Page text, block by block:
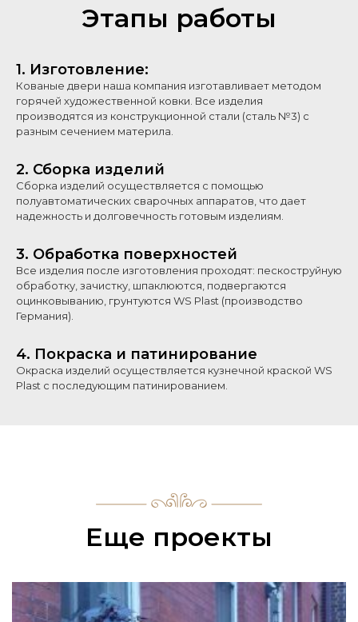
Этапы работы
1. Изготовление:
Кованые двери наша компания изготавливает методом
горячей художественной ковки. Все изделия
производятся из конструкционной стали (сталь №3) с
разным сечением материла.
2. Сборка изделий
Сборка изделий осуществляется с помощью
полуавтоматических сварочных аппаратов, что дает
надежность и долговечность готовым изделиям.
3. Обработка поверхностей
Все изделия после изготовления проходят: пескоструйную
обработку, зачистку, шпаклюются, подвергаются
оцинковыванию, грунтуются WS Plast (производство
Германия).
4. Покраска и патинирование
Окраска изделий осуществляется кузнечной краской WS
Plast с последующим патинированием.
Еще проекты